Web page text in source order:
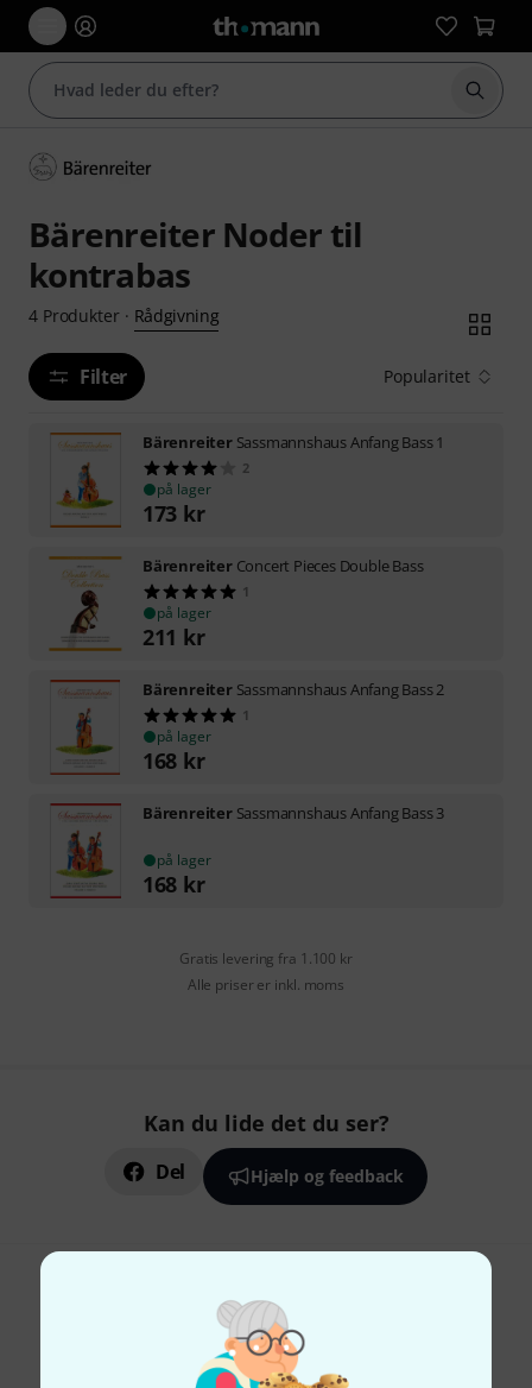
Start
Bärenreiter Noder til
kontrabas
4 Produkter· Rådgivning
Filter Popularitet
Bärenreiter Sassmannshaus Anfang Bass 1
2
på lager
173 kr
Bärenreiter Concert Pieces Double Bass
1
på lager
211 kr
Bärenreiter Sassmannshaus Anfang Bass 2
1
på lager
168 kr
Bärenreiter Sassmannshaus Anfang Bass 3
på lager
168 kr
Gratis levering fra 1.100 kr
Alle priser er inkl. moms
Kan du lide det du ser?
Del Hjælp og feedback